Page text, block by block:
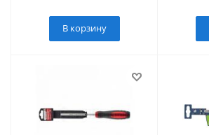
В корзину